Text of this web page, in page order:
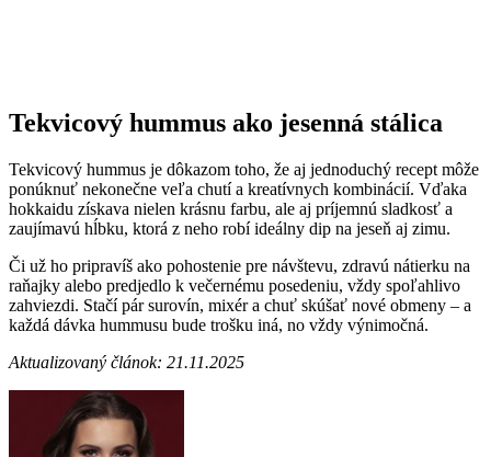
Tekvicový hummus ako jesenná stálica
Tekvicový hummus je dôkazom toho, že aj jednoduchý recept môže
ponúknuť nekonečne veľa chutí a kreatívnych kombinácií. Vďaka
hokkaidu získava nielen krásnu farbu, ale aj príjemnú sladkosť a
zaujímavú hĺbku, ktorá z neho robí ideálny dip na jeseň aj zimu.
Či už ho pripravíš ako pohostenie pre návštevu, zdravú nátierku na
raňajky alebo predjedlo k večernému posedeniu, vždy spoľahlivo
zahviezdi. Stačí pár surovín, mixér a chuť skúšať nové obmeny – a
každá dávka hummusu bude trošku iná, no vždy výnimočná.
Aktualizovaný článok: 21.11.2025